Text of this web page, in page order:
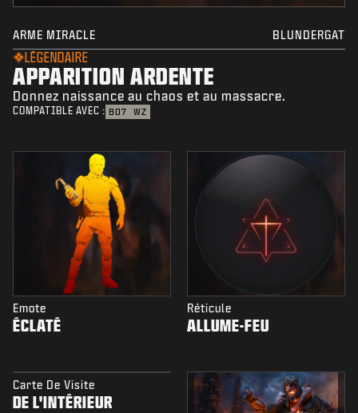
ARME MIRACLE BLUNDERGAT
LÉGENDAIRE
APPARITION ARDENTE
Donnez naissance au chaos et au massacre.
COMPATIBLE AVEC : BO7 WZ
Emote
ÉCLATÉ
Réticule
ALLUME-FEU
Carte De Visite
DE L'INTÉRIEUR